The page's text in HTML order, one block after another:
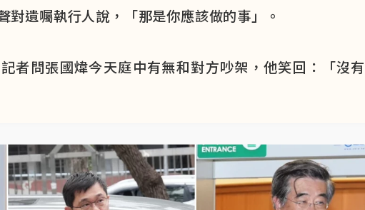
對遺囑執行人說，「那是你應該做的事」。
者問張國煒今天庭中有無和對方吵架，他笑回：「沒有